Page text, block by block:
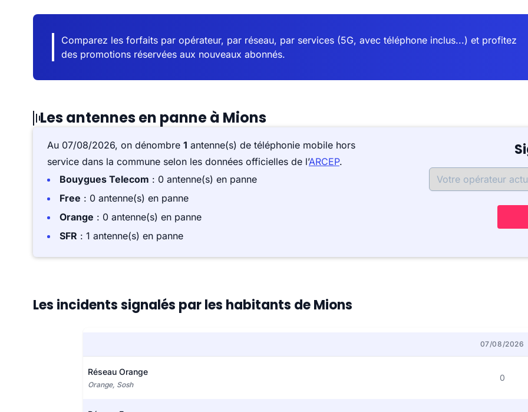
Comparez les forfaits par opérateur, par réseau, par services (5G, avec téléphone inclus...) et profitez
des promotions réservées aux nouveaux abonnés.
Les antennes en panne à Mions
Au 07/08/2026, on dénombre 1 antenne(s) de téléphonie mobile hors
service dans la commune selon les données officielles de l’ARCEP.
Bouygues Telecom : 0 antenne(s) en panne
Free : 0 antenne(s) en panne
Orange : 0 antenne(s) en panne
SFR : 1 antenne(s) en panne
Les incidents signalés par les habitants de Mions
07/08/2026
Réseau Orange
Orange, Sosh
0